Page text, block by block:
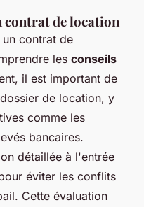
contrat de location
contrat de
les conseils
il est important de
de location, y
comme les
bancaires.
détaillée à l'entrée
éviter les conflits
Cette évaluation